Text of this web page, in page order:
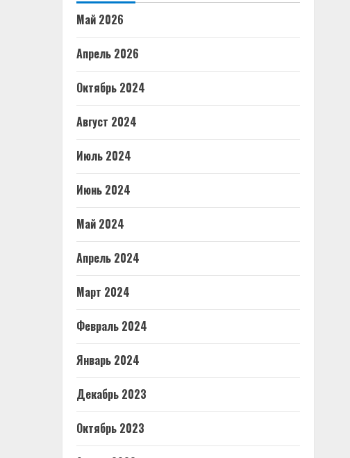
Май 2026
Апрель 2026
Октябрь 2024
Август 2024
Июль 2024
Июнь 2024
Май 2024
Апрель 2024
Март 2024
Февраль 2024
Январь 2024
Декабрь 2023
Октябрь 2023